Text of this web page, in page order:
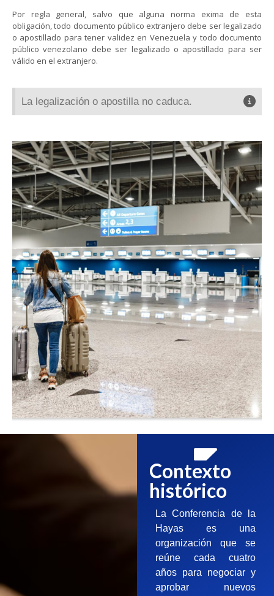
Por regla general, salvo que alguna norma exima de esta
obligación, todo documento público extranjero debe ser legalizado
o apostillado para tener validez en Venezuela y todo documento
público venezolano debe ser legalizado o apostillado para ser
válido en el extranjero.
La legalización o apostilla no caduca.
Contexto
histórico
La Conferencia de la
Hayas es una
organización que se
reúne cada cuatro
años para negociar y
aprobar nuevos